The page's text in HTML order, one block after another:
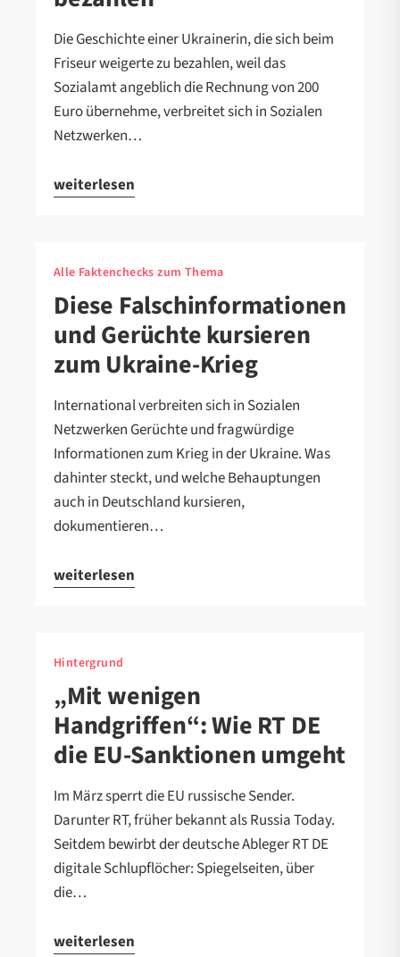
Die Geschichte einer Ukrainerin, die sich beim
Friseur weigerte zu bezahlen, weil das
Sozialamt angeblich die Rechnung von 200
Euro übernehme, verbreitet sich in Sozialen
Netzwerken…
weiterlesen
Alle Faktenchecks zum Thema
Diese Falschinformationen
und Gerüchte kursieren
zum Ukraine-Krieg
International verbreiten sich in Sozialen
Netzwerken Gerüchte und fragwürdige
Informationen zum Krieg in der Ukraine. Was
dahinter steckt, und welche Behauptungen
auch in Deutschland kursieren,
dokumentieren…
weiterlesen
Hintergrund
„Mit wenigen
Handgriffen“: Wie RT DE
die EU-Sanktionen umgeht
Im März sperrt die EU russische Sender.
Darunter RT, früher bekannt als Russia Today.
Seitdem bewirbt der deutsche Ableger RT DE
digitale Schlupflöcher: Spiegelseiten, über
die…
weiterlesen